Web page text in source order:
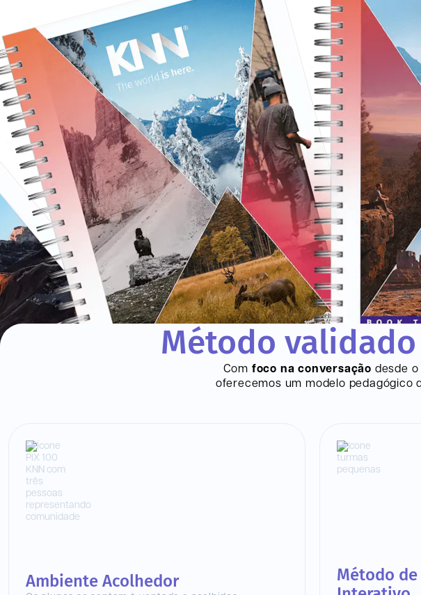
Método
Com foco na conversação desde
oferecemos um modelo pedagógico
Ambiente Acolhedor
Método